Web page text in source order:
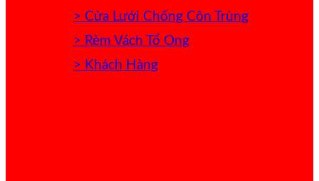
> Cửa Lưới Chống Côn Trùng
> Rèm Vách Tổ Ong
> Khách Hàng